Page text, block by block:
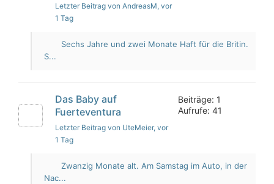
Letzter Beitrag von AndreasM, vor
1 Tag
Sechs Jahre und zwei Monate Haft für die Britin.
S...
Das Baby auf
Fuerteventura
Letzter Beitrag von UteMeier, vor
1 Tag
Beiträge: 1
Aufrufe: 41
Zwanzig Monate alt. Am Samstag im Auto, in der
Nac...